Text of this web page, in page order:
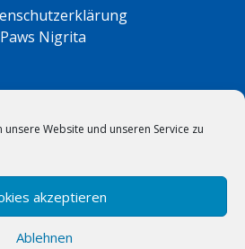
Website und unseren Service zu
akzeptieren
Ablehnen
Nigrita
an!